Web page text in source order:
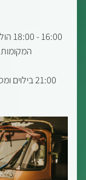
21:00 בילוים ומסיבות (ימסרו אליכם באותו היום באופן ספונטני)